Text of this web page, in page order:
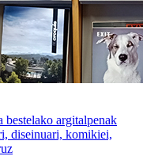
argitalpenak
diseinuari, komikiei,